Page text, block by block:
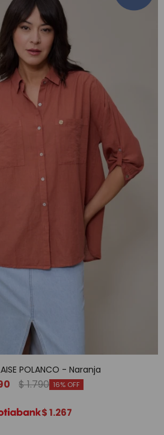
POLANCO - Naranja
$1.790 16
$1.267